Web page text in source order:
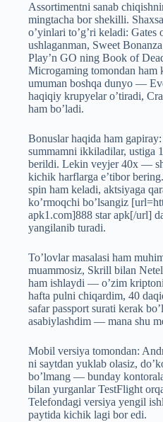
Assortimentni sanab
mingtacha bor shekilli.
o’yinlari to’g’ri keladi:
ushlaganman, Sweet
Play’n GO ning Book of
Microgaming tomondan ham
umuman boshqa dunyo —
haqiqiy krupyelar o’tiradi,
ham bo’ladi.
Bonuslar haqida ham
summamni ikkiladilar, ustiga
berildi. Lekin veyjer 40x —
kichik harflarga e’tibor
spin ham keladi, aktsiyaga
ko’rmoqchi bo’lsangiz
apk1.com]888 star apk[/url]
yangilanib turadi.
To’lovlar masalasi ham
muammosiz, Skrill bilan
ham ishlaydi — o’zim kriptoni
hafta pulni chiqardim, 40
safar passport surati kerak
asabiylashdim — mana shu
Mobil versiya tomondan:
ni saytdan yuklab olasiz,
bo’lmang — bunday
bilan yurganlar TestFlight
Telefondagi versiya yengil
paytida kichik lagi bor edi.